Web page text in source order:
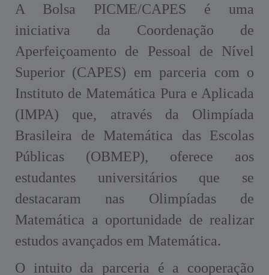
A Bolsa PICME/CAPES é uma
iniciativa da Coordenação de
Aperfeiçoamento de Pessoal de Nível
Superior (CAPES) em parceria com o
Instituto de Matemática Pura e Aplicada
(IMPA) que, através da Olimpíada
Brasileira de Matemática das Escolas
Públicas (OBMEP), oferece aos
estudantes universitários que se
destacaram nas Olimpíadas de
Matemática a oportunidade de realizar
estudos avançados em Matemática.
O intuito da parceria é a cooperação